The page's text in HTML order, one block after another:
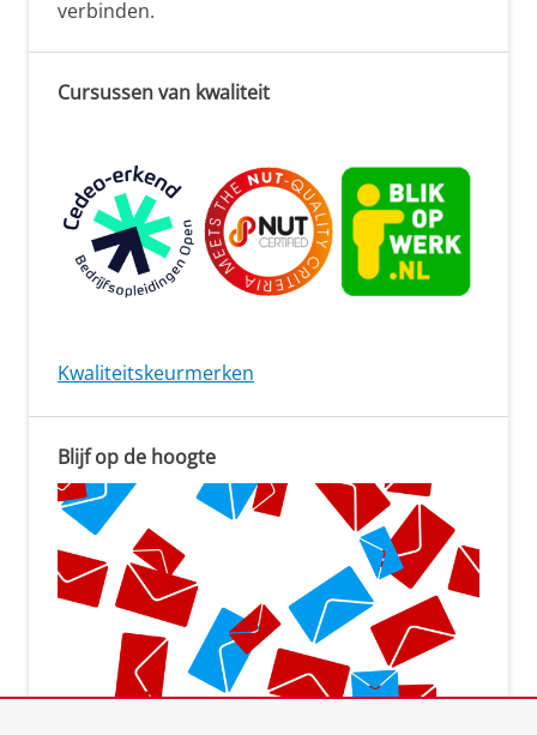
verbinden.
Cursussen van kwaliteit
Kwaliteitskeurmerken
Blijf op de hoogte